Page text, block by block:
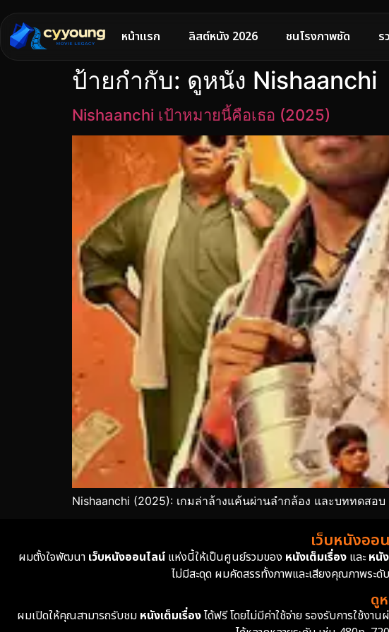
หน้าแรก ลิสต์หนัง 2026 ชนโรงภาพชัด ร
ป้ายกำกับ: ดูหนัง Nishaanchi
Nishaanchi เป้าหมายนี้คือเธอ (2025)
Nishaanchi (2025): เกมล่าล้างแค้นผ่านลำกล้อง และบททดสอ
เว็บหนังออ
ผมตั้งใจพัฒนา เว็บหนังออนไลน์แห่งนี้ให้เป็นศูนย์รวมของ หนังเต็มเรื่องและหนั
ไม่มีสะดุด ผมคัดสรรทั้งภาพและเสียงคุณภาพระ
ดู
ผมเปิดให้คุณสามารถรับชม หนังเต็มเรื่องได้ฟรี โดยไม่มีค่าใช้จ่าย รองรับการใช้ง